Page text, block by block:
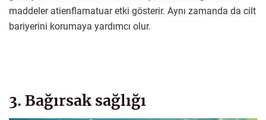
maddeler atienflamatuar etki gösterir. Aynı zamanda da cilt
bariyerini korumaya yardımcı olur.
3. Bağırsak sağlığı